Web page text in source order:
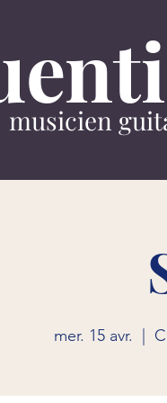
musicien
mer. 15 avr.